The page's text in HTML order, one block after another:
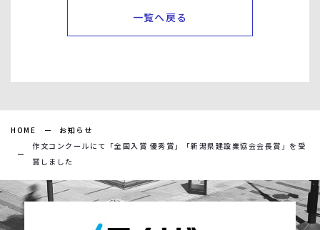
一覧へ戻る
HOME
お知らせ
作文コンクールにて「全国入賞 優秀賞」「新潟県建設業協会会長賞」を受
賞しました